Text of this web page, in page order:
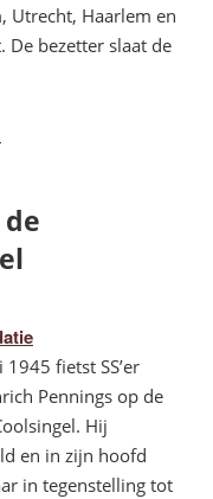
Utrecht, Haarlem en
De bezetter slaat de
fietst SS’er
Pennings op de
Hij
en in zijn hoofd
in tegenstelling tot